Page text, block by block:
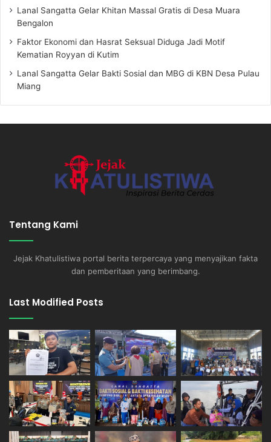
Lanal Sangatta Gelar Khitan Massal Gratis di Desa Muara
Bengalon
Faktor Ekonomi dan Hasrat Seksual Diduga Jadi Motif
Kematian Royyan di Kutim
Lanal Sangatta Gelar Bakti Sosial dan MBG di KBN Desa Pulau
Miang
Tentang Kami
Jejak Khatulistiwa portal berita terpercaya yang menyajikan fakta
dan pemberitaan yang berimbang.
Last Modified Posts